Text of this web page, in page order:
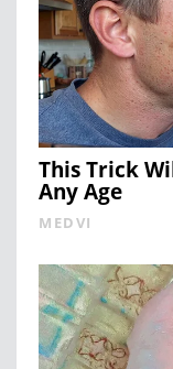
This Trick
Any Age
MEDVI